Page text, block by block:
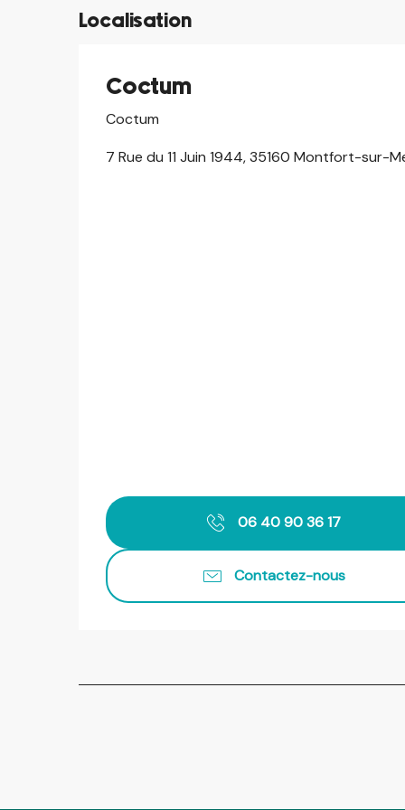
Localisation
Coctum
Coctum
7 Rue du 11 Juin 1944, 35160 Montfort-sur-
06 40 90 36 17
Contactez-nous